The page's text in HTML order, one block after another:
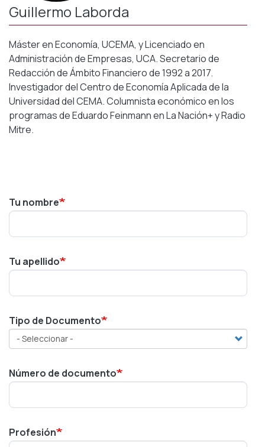
Guillermo Laborda
Máster en Economía, UCEMA, y Licenciado en
Administración de Empresas, UCA. Secretario de
Redacción de Ámbito Financiero de 1992 a 2017.
Investigador del Centro de Economía Aplicada de la
Universidad del CEMA. Columnista económico en los
programas de Eduardo Feinmann en La Nación+ y Radio
Mitre.
Tu nombre
Tu apellido
Tipo de Documento
Número de documento
Profesión